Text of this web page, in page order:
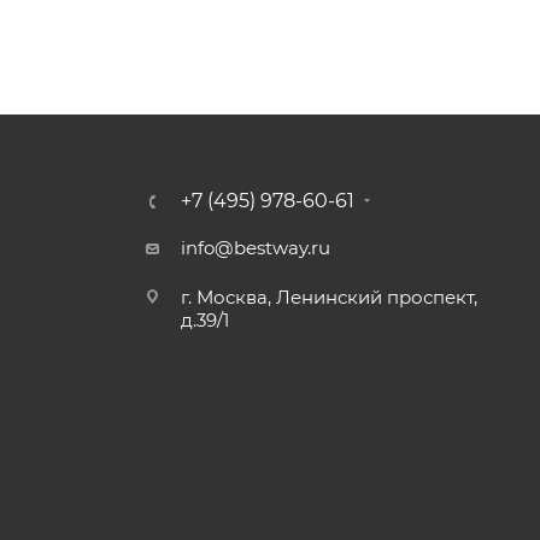
+7 (495) 978-60-61
info@bestway.ru
г. Москва, Ленинский проспект,
д.39/1